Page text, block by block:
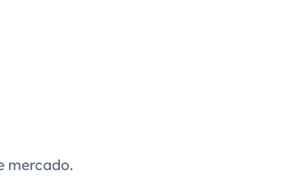
mercado.